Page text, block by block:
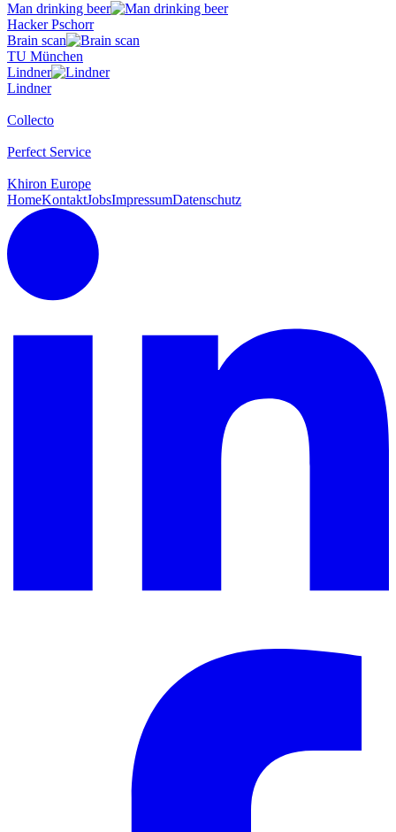
Man drinking beer
Hacker Pschorr
Brain scan
TU München
Lindner
Lindner
Collecto
Perfect Service
Khiron Europe
HomeKontaktJobsImpressumDatenschutz